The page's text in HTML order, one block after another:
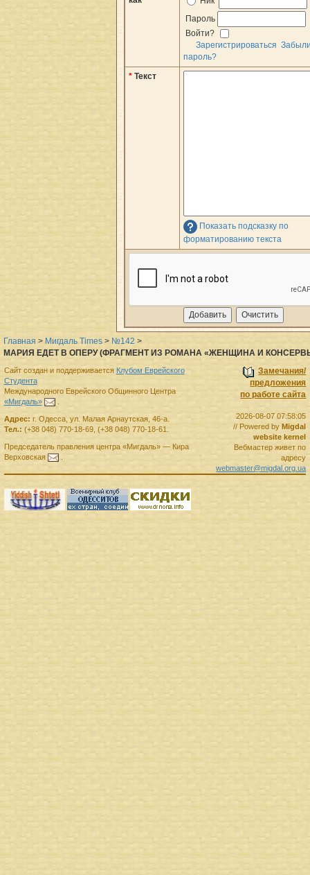
Пароль
Войти?
Зарегистрироваться
пароль?
* Текст
Показать подсказку по
форматированию текста
Главная > Мигдаль Times > №142 >
МАРИЯ ЕДЕТ В ОПЕРУ (ФРАГМЕНТ ИЗ РОМАНА «ЖЕНЩИНА И
Замечания/
предложения
по работе сайта
2026-08-07 07:58:05
// Powered by Migdal
website kernel
Вебмастер живет по
адресу
webmaster@migdal.org.ua
Сайт создан и поддерживается Клубом Еврейского
Студента
Международного Еврейского Общинного Центра
«Мигдаль»
.
Адрес: г. Одесса, ул. Малая Арнаутская, 46-а.
Тел.: (+38 048) 770-18-69, (+38 048) 770-18-61.
Председатель правленияцентра «Мигдаль»— Кира
Верховская
.